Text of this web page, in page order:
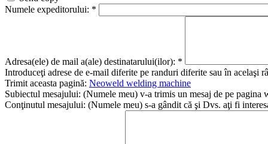
Numele expeditorului: *
Adresa(ele) de mail a(ale) destinatarului(ilor): *
Introduceţi adrese de e-mail diferite pe randuri diferite sau în acelaşi
Trimit aceasta pagină: Neoweld welding machine
Subiectul mesajului: (Numele meu) v-a trimis un mesaj de pe pagina
Conţinutul mesajului: (Numele meu) s-a gândit că şi Dvs. aţi fi